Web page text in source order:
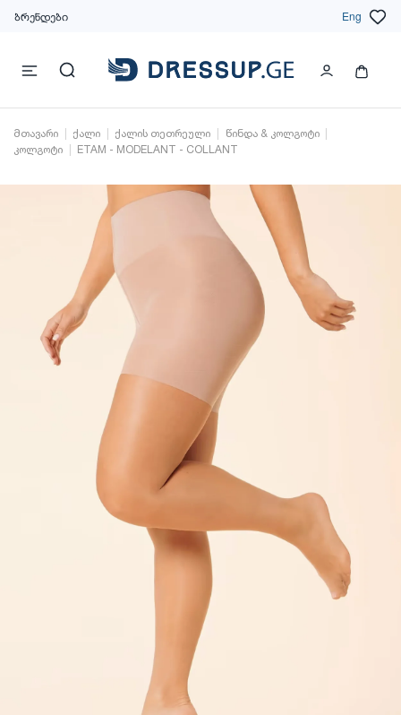
ბრენდები Eng
მთავარი ქალი ქალის თეთრეული
წინდა & კოლგოტი
კოლგოტი
ETAM - MODELANT - COLLANT